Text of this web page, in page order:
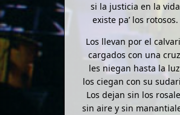
si la justicia en la vida
existe pa’ los rotosos.
Los llevan por el
cargados con una
les niegan hasta la
los ciegan con su
Los dejan sin los
sin aire y sin